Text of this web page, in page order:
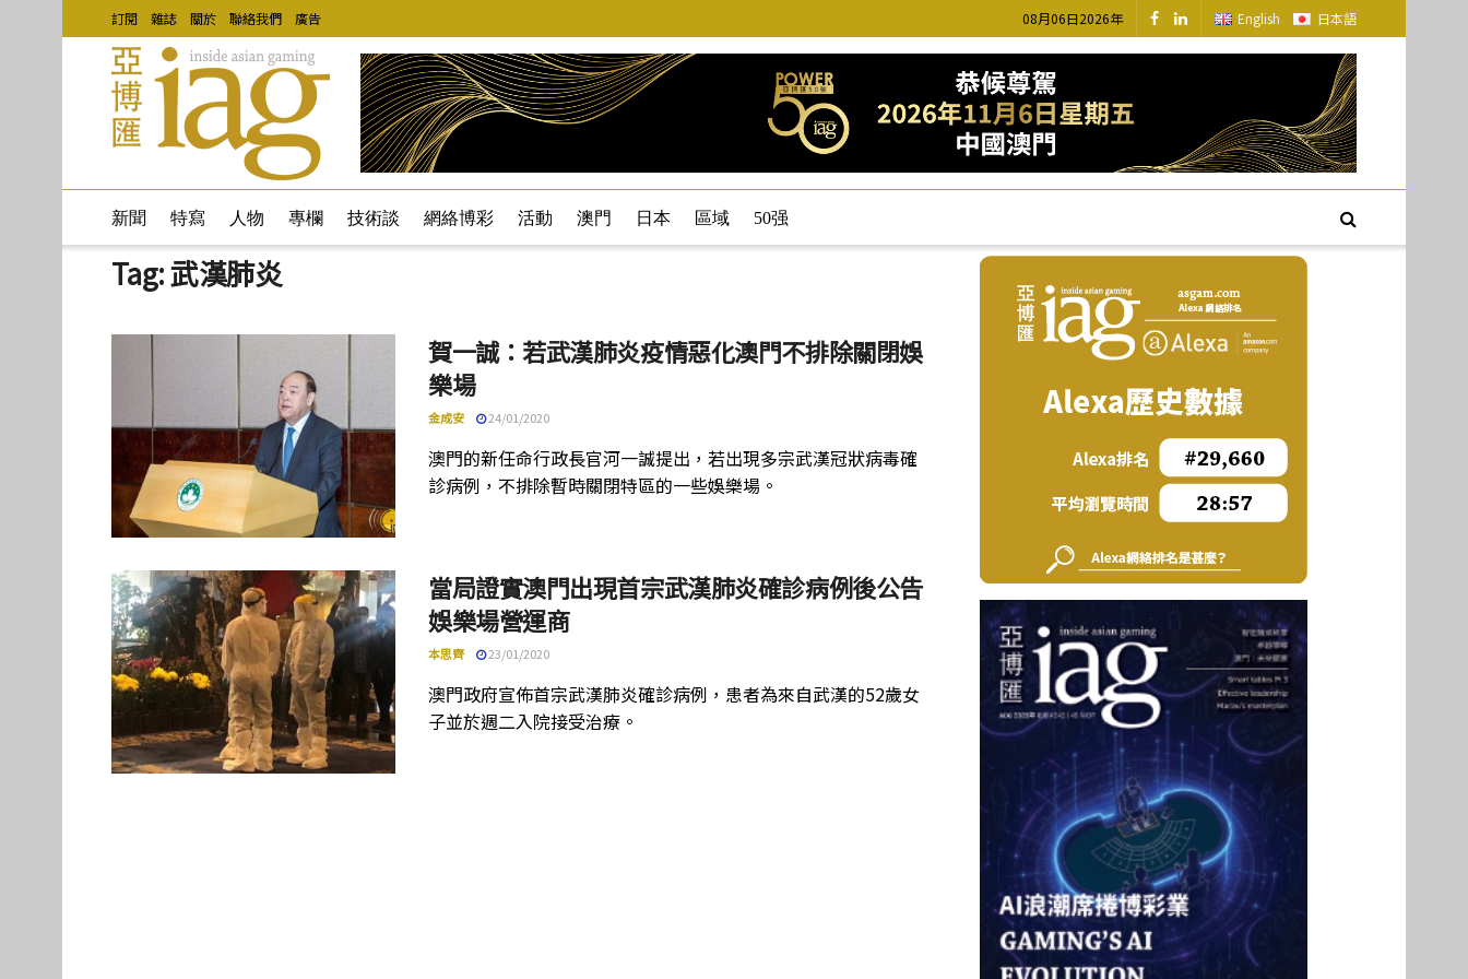
訂閱 雜誌 關於 聯絡我們 廣告 08月06日2026年 English 日本語
新聞 特寫 人物 專欄 技術談 網絡博彩 活動 澳門 日本 區域 50强
Tag:武漢肺炎
賀一誠：若武漢肺炎疫情惡化澳門不排除關閉娛
樂場
金成安 24/01/2020
澳門的新任命行政長官河一誠提出，若出現多宗武漢冠狀病毒確
診病例，不排除暫時關閉特區的一些娛樂場。
當局證實澳門出現首宗武漢肺炎確診病例後公告
娛樂場營運商
本思齊 23/01/2020
澳門政府宣佈首宗武漢肺炎確診病例，患者為來自武漢的52歲女
子並於週二入院接受治療。